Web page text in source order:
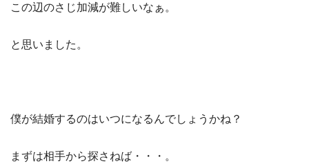
この辺のさじ加減が難しいなぁ。
と思いました。
僕が結婚するのはいつになるんでしょうかね？
まずは相手から探さねば・・・。